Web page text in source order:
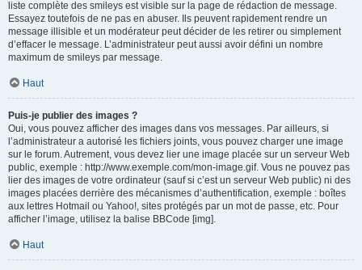
liste complète des smileys est visible sur la page de rédaction de message.
Essayez toutefois de ne pas en abuser. Ils peuvent rapidement rendre un
message illisible et un modérateur peut décider de les retirer ou simplement
d’effacer le message. L’administrateur peut aussi avoir défini un nombre
maximum de smileys par message.
Haut
Puis-je publier des images ?
Oui, vous pouvez afficher des images dans vos messages. Par ailleurs, si
l’administrateur a autorisé les fichiers joints, vous pouvez charger une image
sur le forum. Autrement, vous devez lier une image placée sur un serveur Web
public, exemple : http://www.exemple.com/mon-image.gif. Vous ne pouvez pas
lier des images de votre ordinateur (sauf si c’est un serveur Web public) ni des
images placées derrière des mécanismes d’authentification, exemple : boîtes
aux lettres Hotmail ou Yahoo!, sites protégés par un mot de passe, etc. Pour
afficher l’image, utilisez la balise BBCode [img].
Haut